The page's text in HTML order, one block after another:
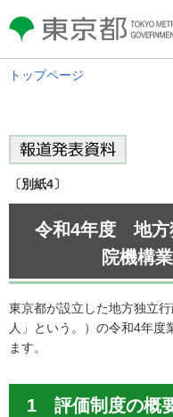
東京都 TOKYO
GOVERNMENT
トップページ
〔別紙4〕
令和4年度 地方
院機構
東京都が設立した地方独立
人」という。）の令和4年度
ます。
1 評価制度の概